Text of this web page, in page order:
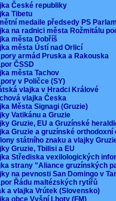
České republiky
Tibetu
medaile předsedy PS
na radnici města Rožmitálu
města Dobříš
města Ústí nad Orlicí
armád Pruska a Rakouska
ČSSD
města Tachov
v Poličce (SY)
vlajka v Hradci Králové
vlajka Česka
Města Signagi (Gruzie)
Vatikánu a Gruzie
Gruzie, EU a Gruzínské
Gruzie a gruzínské
státního znaku a vlajky
Gruzie, Tbilisi a EU
Střediska vexilologických
strany "Aliance gruzínských
na pevnosti San Domingo v
Řádu maltézských rytířů
a vlajka Vrútek (Slovensko)
obce Vyšní Lhoty (FM)